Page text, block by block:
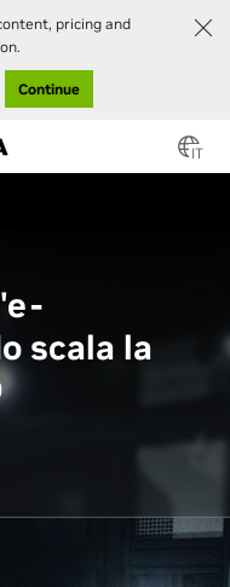
pricing and
Continue
IT
scala la